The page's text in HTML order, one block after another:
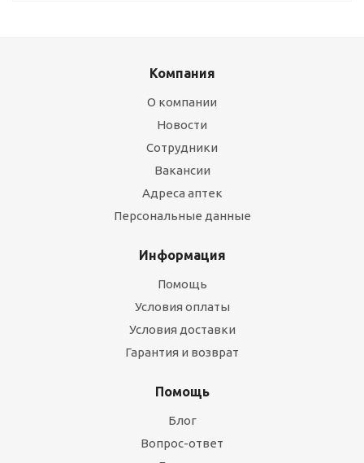
Компания
О компании
Новости
Сотрудники
Вакансии
Адреса аптек
Персональные данные
Информация
Помощь
Условия оплаты
Условия доставки
Гарантия и возврат
Помощь
Блог
Вопрос-ответ